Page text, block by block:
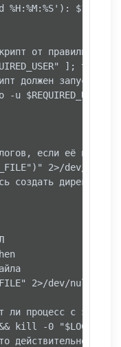
%H:%M:%S'): $1" >>
от правильного
]; then
должен
-u $REQUIRED_USER
если её нет
2>/dev/null
создать директорию
2>/dev/null)
ли процесс с этим
kill -0
действительно наш